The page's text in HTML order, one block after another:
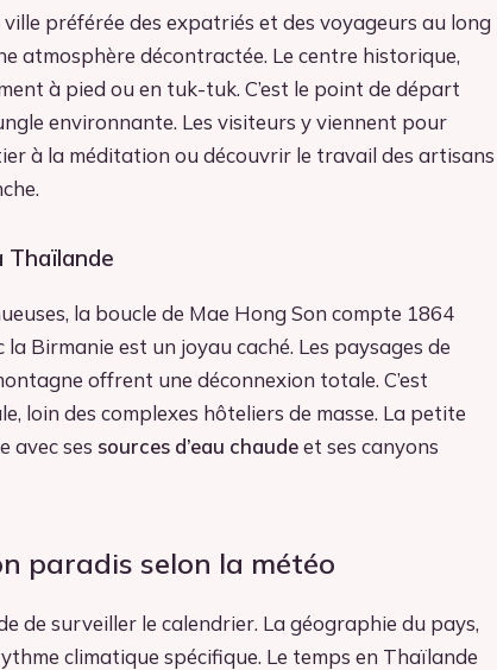
préférée des expatriés et des voyageurs au long
atmosphère décontractée. Le centre historique,
à pied ou en tuk-tuk. C’est le point de départ
environnante. Les visiteurs y viennent pour
à la méditation ou découvrir le travail des artisans
Thaïlande
la boucle de Mae Hong Son compte 1864
Birmanie est un joyau caché. Les paysages de
offrent une déconnexion totale. C’est
loin des complexes hôteliers de masse. La petite
avec ses sources d’eau chaudeet ses canyons
paradis selon la météo
de surveiller le calendrier. La géographie du pays,
climatique spécifique. Le temps en Thaïlande